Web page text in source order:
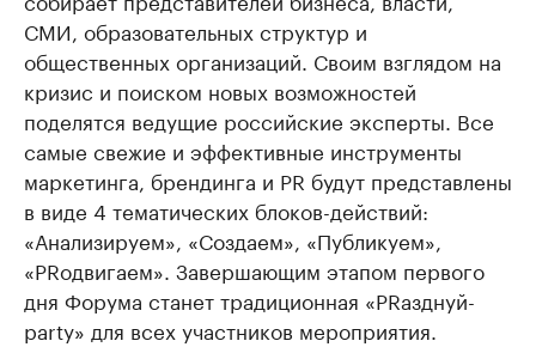
СМИ, образовательных структур и
общественных организаций. Своим взглядом на
кризис и поиском новых возможностей
поделятся ведущие российские эксперты. Все
самые свежие и эффективные инструменты
маркетинга, брендинга и PR будут представлены
в виде 4 тематических блоков-действий:
«Анализируем», «Создаем», «Публикуем»,
«PRодвигаем». Завершающим этапом первого
дня Форума станет традиционная «PRазднуй-
party» для всех участников мероприятия.